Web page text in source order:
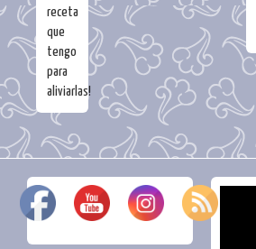
receta
que
tengo
para
aliviarlas!